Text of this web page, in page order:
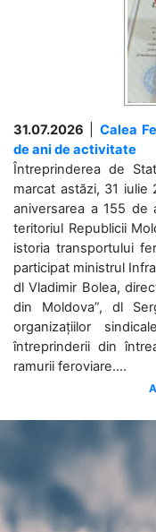
31.07.2026
Calea
de ani de activitate
Întreprinderea de
marcat astăzi, 31
aniversarea a 155 de
teritoriul Republicii
istoria transportului
participat ministrul
dl Vladimir Bolea,
din Moldova”, dl
organizațiilor
întreprinderii din
ramurii feroviare....